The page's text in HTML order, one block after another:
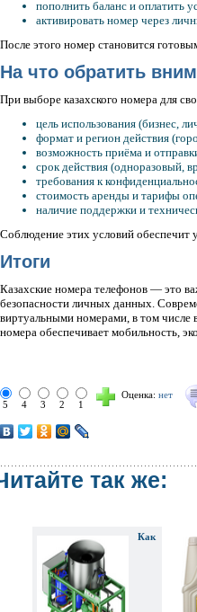
пополнить баланс и оплатить
активировать номер через
После этого номер становится
На что обратить
При выборе казахского номера для
цель использования (бизнес,
формат и регион действия
возможность приёма и
срок действия (одноразовый,
требования к
стоимость аренды и тарифы
наличие поддержки и
Соблюдение этих условий обеспечит
Итоги
Казахские номера телефонов — это
безопасности личных данных.
виртуальными номерами, в том
номера обеспечивает мобильность,
5 4 3 2 1
Оценка: нет
так же:
Как